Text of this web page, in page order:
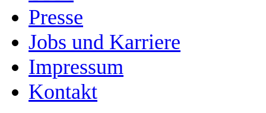
Presse
Jobs und Karriere
Impressum
Kontakt